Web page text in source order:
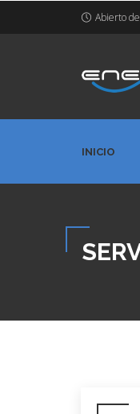
Abierto
INICIO